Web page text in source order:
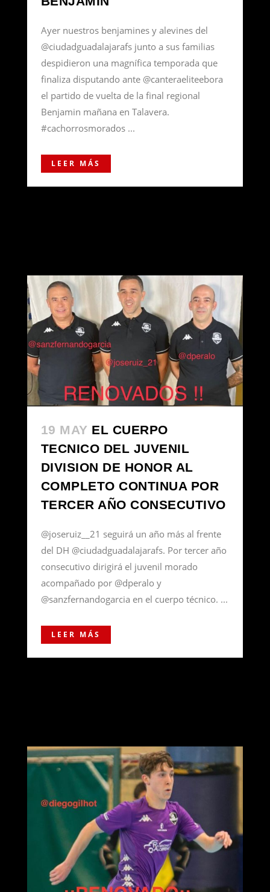
Ayer nuestros benjamines y alevines del
@ciudadguadalajarafs junto a sus familias
despidieron una magnífica temporada que
finaliza disputando ante @canteraeliteebora
el partido de vuelta de la final regional
Benjamin mañana en Talavera.
#cachorrosmorados ...
LEER MÁS
19 MAY EL CUERPO
TECNICO DEL JUVENIL
DIVISION DE HONOR AL
COMPLETO CONTINUA POR
TERCER AÑO CONSECUTIVO
@joseruiz__21 seguirá un año más al frente
del DH @ciudadguadalajarafs. Por tercer año
consecutivo dirigirá el juvenil morado
acompañado por @dperalo y
@sanzfernandogarcia en el cuerpo técnico. ...
LEER MÁS